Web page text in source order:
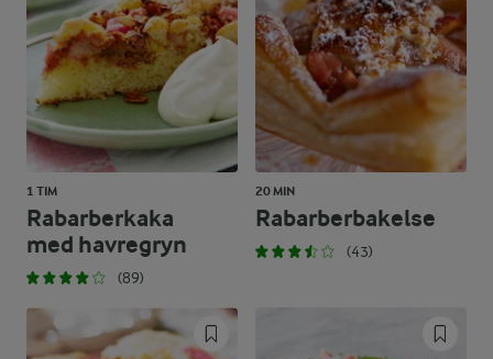
1 TIM
Rabarberkaka
med havregryn
(89)
20 MIN
Rabarberbakelse
(43)